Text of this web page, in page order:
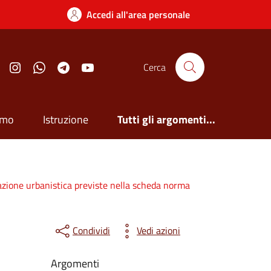
Accedi all'area personale
FacebookInstagramWhatsappTelegram Cerca
Istruzione Tutti gli argomenti...
urbanistica previste nella scheda norma
Condividi Vedi azioni
Argomenti